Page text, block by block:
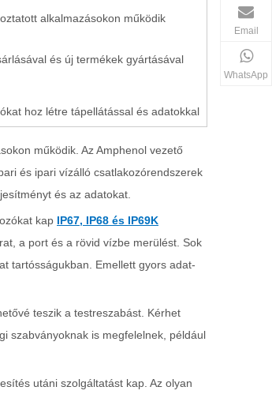
alkalmazásokon működik
és új termékek gyártásával
hoz létre tápellátással és adatokkal
működik. Az Amphenol vezető
és ipari vízálló csatlakozórendszerek
és az adatokat.
kap IP67, IP68 és IP69K
a port és a rövid vízbe merülést. Sok
tartósságukban. Emellett gyors adat-
teszik a testreszabást. Kérhet
szabványoknak is megfelelnek, például
utáni szolgáltatást kap. Az olyan
Email
WhatsApp